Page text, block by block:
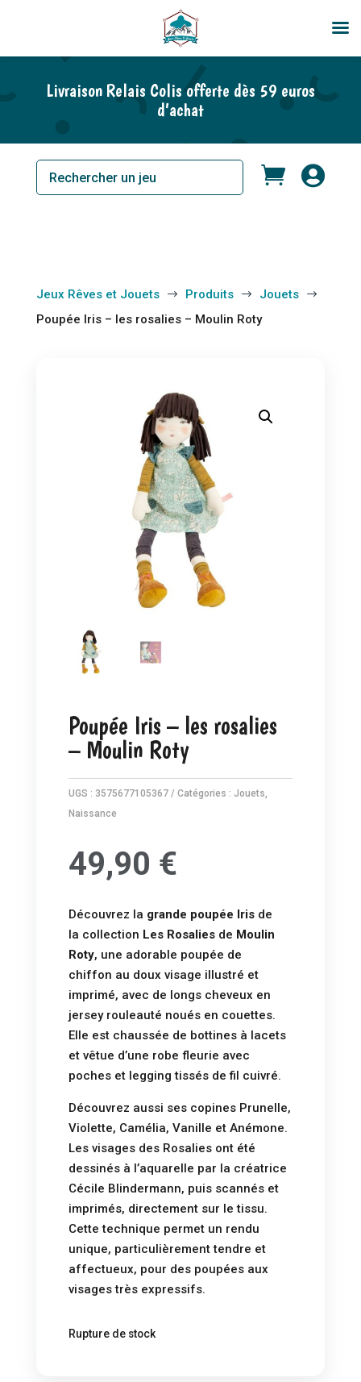
Livraison Relais Colis offerte dès 59 euros
d’achat
 
Jeux Rêves et Jouets $ Produits $ Jouets $
Poupée Iris – les rosalies – Moulin Roty
Poupée Iris – les rosalies
– Moulin Roty
UGS : 3575677105367 Catégories : Jouets,
Naissance
49,90 €
Découvrez la grande poupée Irisde
la collection Les Rosaliesde Moulin
Roty, une adorable poupée de
chiffon au doux visage illustré et
imprimé, avec de longs cheveux en
jersey rouleauté noués en couettes.
Elle est chaussée de bottines à lacets
et vêtue d’une robe fleurie avec
poches et legging tissés de fil cuivré.
Découvrez aussi ses copines Prunelle,
Violette, Camélia, Vanille et Anémone.
Les visages des Rosalies ont été
dessinés à l’aquarelle par la créatrice
Cécile Blindermann, puis scannés et
imprimés, directement sur le tissu.
Cette technique permet un rendu
unique, particulièrement tendre et
affectueux, pour des poupées aux
visages très expressifs.
Rupture de stock